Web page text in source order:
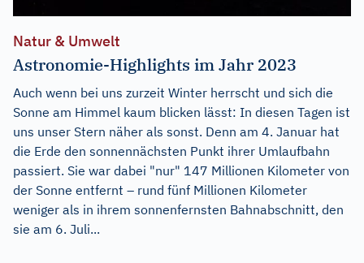
Natur & Umwelt
Astronomie-Highlights im Jahr 2023
Auch wenn bei uns zurzeit Winter herrscht und sich die
Sonne am Himmel kaum blicken lässt: In diesen Tagen ist
uns unser Stern näher als sonst. Denn am 4. Januar hat
die Erde den sonnennächsten Punkt ihrer Umlaufbahn
passiert. Sie war dabei "nur" 147 Millionen Kilometer von
der Sonne entfernt – rund fünf Millionen Kilometer
weniger als in ihrem sonnenfernsten Bahnabschnitt, den
sie am 6. Juli...